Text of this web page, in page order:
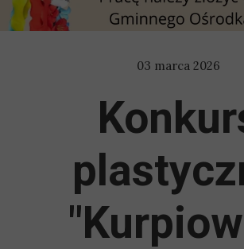
03 marca 2026